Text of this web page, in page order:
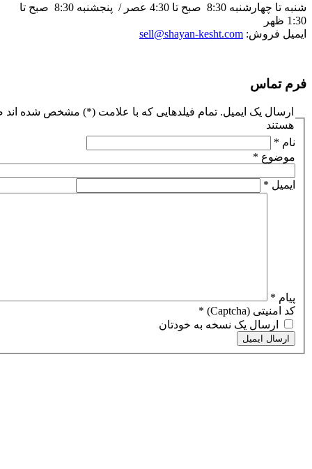
شنبه تا چهارشنبه 8:30 صبح تا 4:30 عصر / پنجشنبه 8:30 صبح تا
1:30 ظهر
ایمیل فروش: sell@shayan-kesht.com
فرم تماس
ارسال یک ایمیل. تمام فیلدهایی که با علامت (*) مشخص شده
هستند
نام *
موضوع *
ایمیل *
پیام *
کد امنیتی (Captcha)
*
ارسال یک نسخه به خودتان
ارسال ایمیل